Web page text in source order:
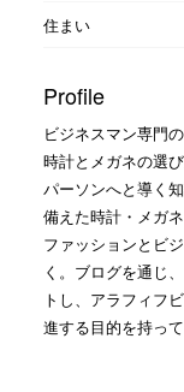
住まい
Profile
ビジネスマン専門
時計とメガネの選
パーソンへと導く
備えた時計・メガ
ファッションとビ
く。ブログを通じ
トし、アラフィフ
進する目的を持っ